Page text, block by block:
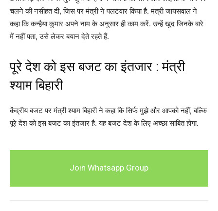
चलने की नसीहत दी, जिस पर मंत्री ने पलटवार किया है. मंत्री जायसवाल ने
कहा कि कन्हैया कुमार अपने नाम के अनुसार ही काम करें. उन्हें खुद जिनके बारे
में नहीं पता, उसे लेकर बयान देते रहते हैं.
पूरे देश को इस बजट का इंतजार : मंत्री
श्याम बिहारी
केंद्रीय बजट पर मंत्री श्याम बिहारी ने कहा कि सिर्फ मुझे और आपको नहीं, बल्कि
पूरे देश को इस बजट का इंतजार है. यह बजट देश के लिए अच्छा साबित होगा.
Join Whatsapp Group